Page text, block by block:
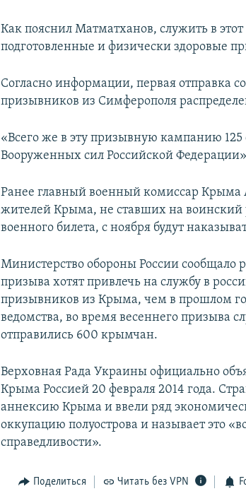
Как пояснил Матматханов, служить в
подготовленные и физически здоровые
Согласно информации, первая отправка
призывников из Симферополя
«Всего же в эту призывную кампанию
Вооруженных сил Российской
Ранее главный военный комиссар Крыма
жителей Крыма, не ставших на воинский
военного билета, с ноября будут
Министерство обороны России сообщало
призыва хотят привлечь на службу в
призывников из Крыма, чем в прошлом
ведомства, во время весеннего призыва
отправились 600 крымчан.
Верховная Рада Украины официально
Крыма Россией 20 февраля 2014 года.
аннексию Крыма и ввели ряд
оккупацию полуострова и называет это
справедливости».
Поделиться Читать без VPN